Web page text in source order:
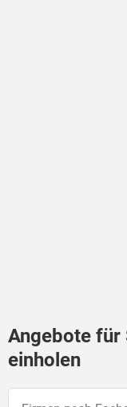
Angebote für
einholen